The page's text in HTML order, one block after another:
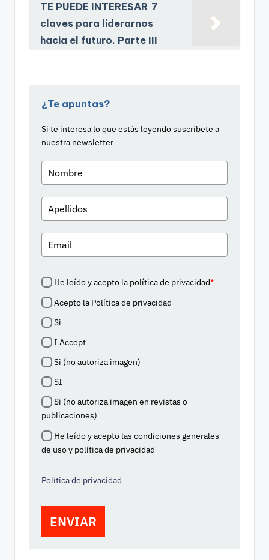
TE PUEDE INTERESAR 7
claves para liderarnos
hacia el futuro. Parte III
¿Te apuntas?
Si te interesa lo que estás leyendo suscríbete a
nuestra newsletter
He leído y acepto la política de privacidad*
Acepto la Política de privacidad
Si
I Accept
Si (no autoriza imagen)
SI
Si (no autoriza imagen en revistas o
publicaciones)
He leído y acepto las condiciones generales
de uso y política de privacidad
Política de privacidad
ENVIAR